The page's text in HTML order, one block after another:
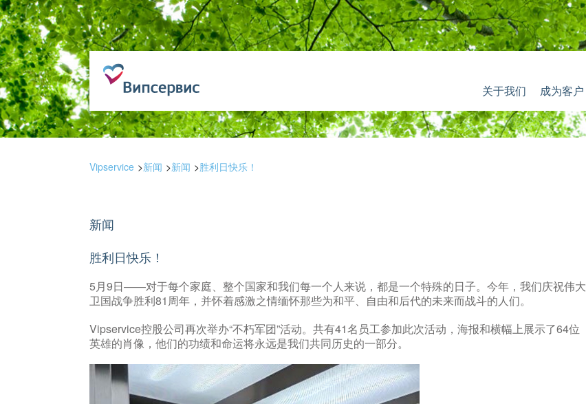
关于我们 成为客户
Vipservice 新闻 新闻 胜利日快乐！
新闻
胜利日快乐！
5月9日——对于每个家庭、整个国家和我们每一个人来说，都是一个特殊的日子。今年，我们庆祝伟大
卫国战争胜利81周年，并怀着感激之情缅怀那些为和平、自由和后代的未来而战斗的人们。
Vipservice控股公司再次举办“不朽军团”活动。共有41名员工参加此次活动，海报和横幅上展示了64位
英雄的肖像，他们的功绩和命运将永远是我们共同历史的一部分。